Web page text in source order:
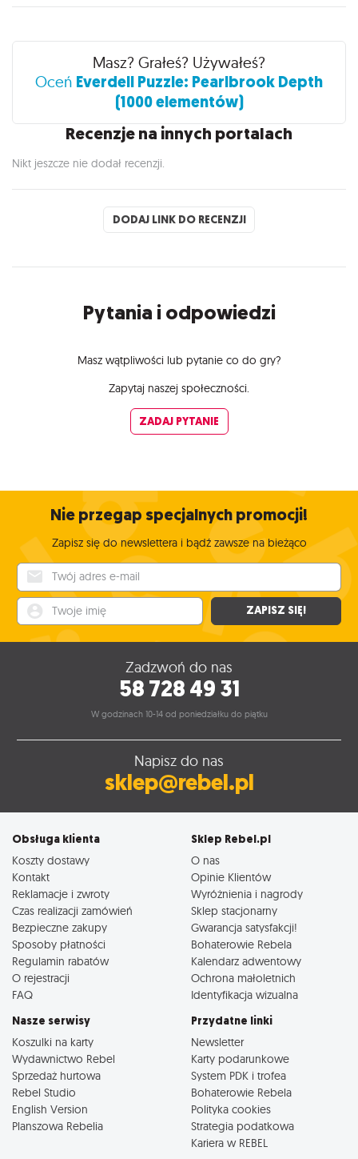
Recenzje
Masz? Grałeś? Używałeś?
Oceń Everdell Puzzle: Pearlbrook Depth
(1000 elementów)
Recenzje na innych portalach
Nikt jeszcze nie dodał recenzji.
DODAJ LINK DO RECENZJI
Pytania i odpowiedzi
Masz wątpliwości lub pytanie co do gry?
Zapytaj naszej społeczności.
ZADAJ PYTANIE
Nie przegap specjalnych promocji!
Zapisz się do newslettera i bądź zawsze na bieżąco
ZAPISZ SIĘ!
Zadzwoń do nas
58 728 49 31
W godzinach 10-14 od poniedziałku do piątku
Napisz do nas
sklep@rebel.pl
Obsługa klienta
Koszty dostawy
Kontakt
Reklamacje i zwroty
Czas realizacji zamówień
Bezpieczne zakupy
Sposoby płatności
Regulamin rabatów
O rejestracji
FAQ
Sklep Rebel.pl
O nas
Opinie Klientów
Wyróżnienia i nagrody
Sklep stacjonarny
Gwarancja satysfakcji!
Bohaterowie Rebela
Kalendarz adwentowy
Ochrona małoletnich
Identyfikacja wizualna
Nasze serwisy
Koszulki na karty
Wydawnictwo Rebel
Sprzedaż hurtowa
Rebel Studio
English Version
Planszowa Rebelia
Przydatne linki
Newsletter
Karty podarunkowe
System PDK i trofea
Bohaterowie Rebela
Polityka cookies
Strategia podatkowa
Kariera w REBEL